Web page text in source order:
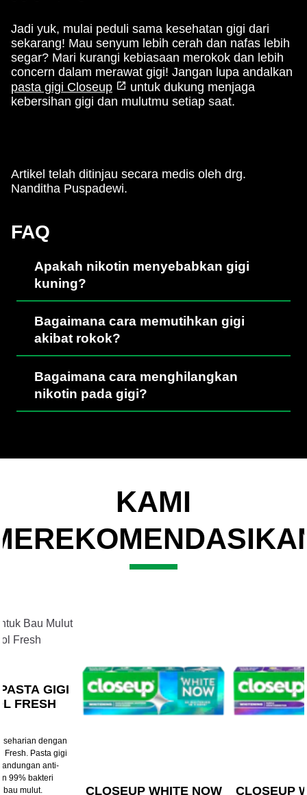
Jadi yuk, mulai peduli sama kesehatan gigi dari
sekarang! Mau senyum lebih cerah dan nafas lebih
segar? Mari kurangi kebiasaan merokok dan lebih
concern dalam merawat gigi! Jangan lupa andalkan
pasta gigi Closeup
untuk dukung menjaga
kebersihan gigi dan mulutmu setiap saat.
Artikel telah ditinjau secara medis oleh drg.
Nanditha Puspadewi.
FAQ
Apakah nikotin menyebabkan gigi
kuning?
Bagaimana cara memutihkan gigi
akibat rokok?
Bagaimana cara menghilangkan
nikotin pada gigi?
KAMI
GIGI
FRESH
seharian dengan
Fresh. Pasta gigi
anti-
99% bakteri
bau mulut.
CLOSEUP WHITE NOW CLOSEUP